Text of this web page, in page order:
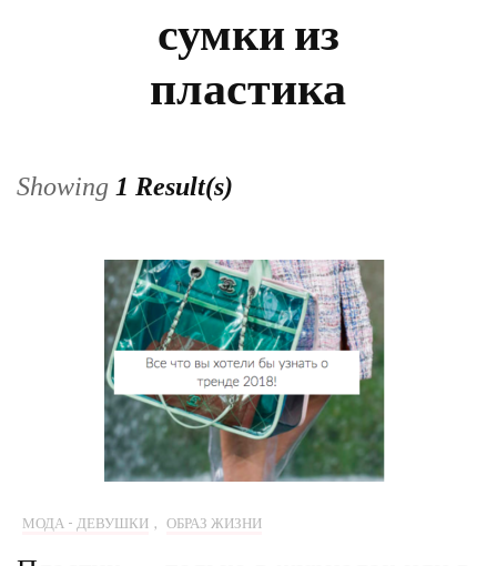
сумки из
пластика
Showing 1 Result(s)
МОДА - ДЕВУШКИ , ОБРАЗ ЖИЗНИ